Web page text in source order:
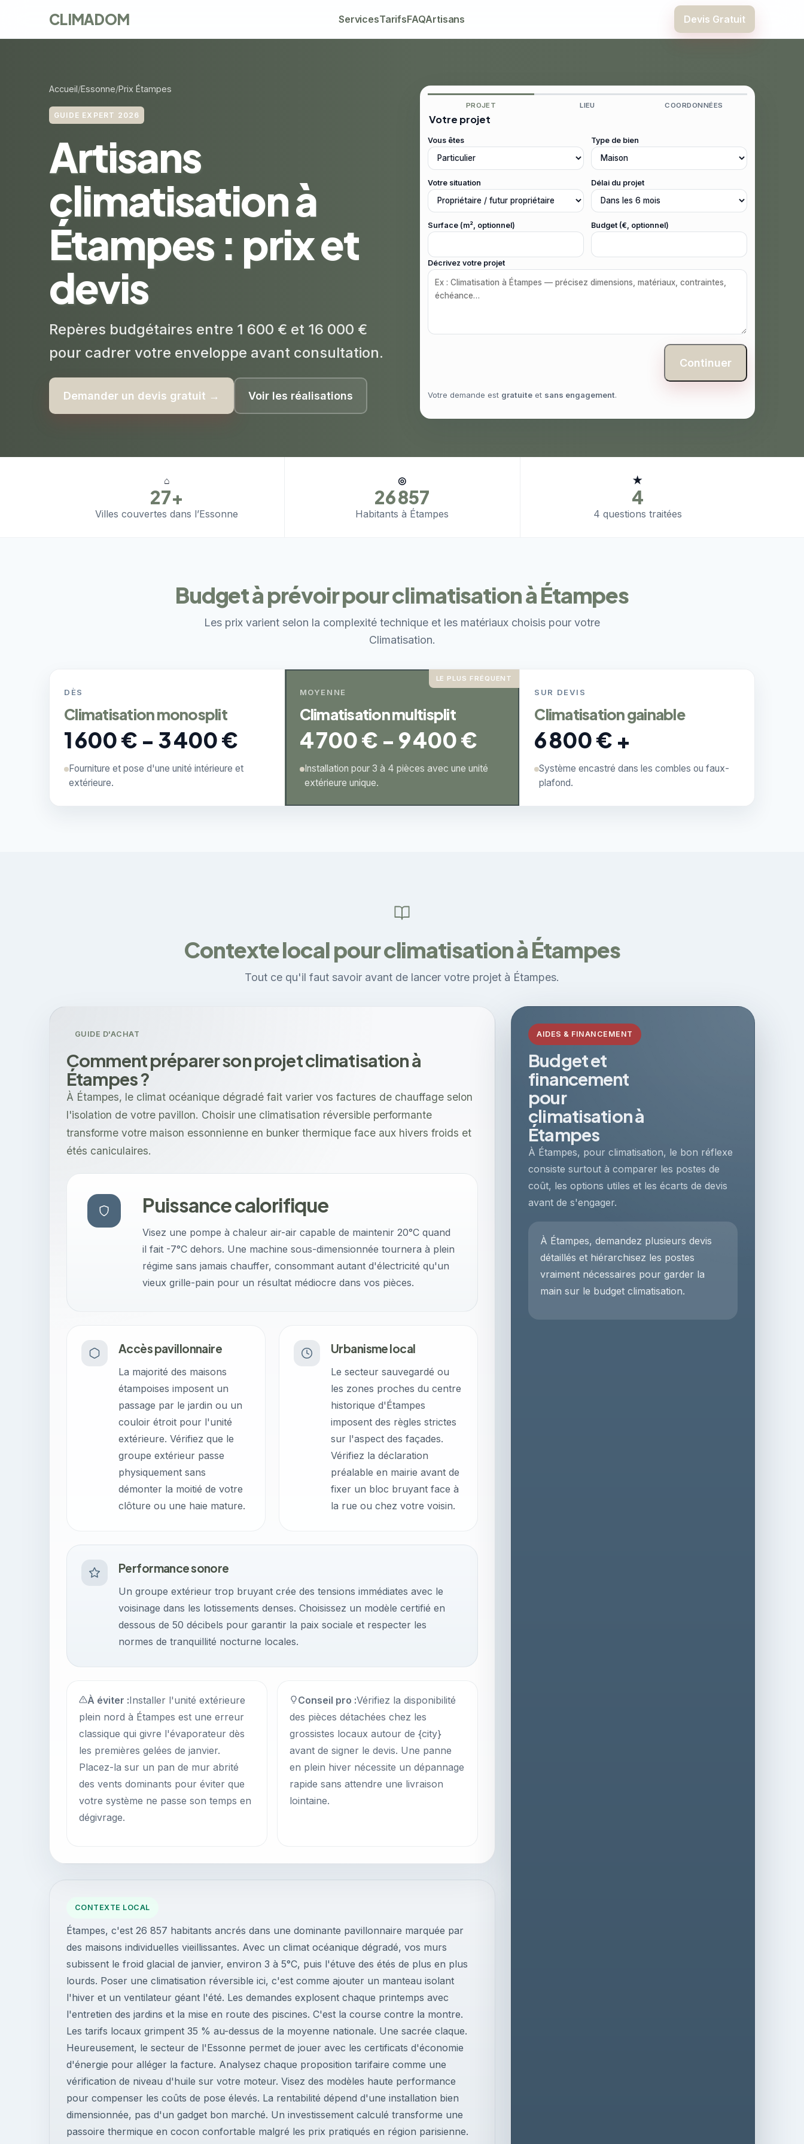
CLIMADOM ServicesTarifsFAQArtisans Devis Gratuit
Accueil Essonne Prix Étampes
GUIDE EXPERT 2026
Artisans
climatisation à
Étampes : prix et
devis
Repères budgétaires entre 1 600 € et 16 000 €
pour cadrer votre enveloppe avant consultation.
Demander un devis gratuit → Voir les réalisations
PROJET LIEU COORDONNÉES
Votre projet
Vous êtes Type de bien
Votre situation Délai du projet
Surface (m², optionnel) Budget (€, optionnel)
Décrivez votre projet
Continuer
Votre demande est gratuite et sans engagement.
⌂
27+
Villes couvertes dans l’Essonne
◎
26 857
Habitants à Étampes
★
4
4 questions traitées
Budget à prévoir pour climatisation à Étampes
Les prix varient selon la complexité technique et les matériaux choisis pour votre
Climatisation.
DÈS
Climatisation monosplit
1 600 € - 3 400 €
Fourniture et pose d'une unité intérieure et
extérieure.
LE PLUS FRÉQUENT
MOYENNE
Climatisation multisplit
4 700 € - 9 400 €
Installation pour 3 à 4 pièces avec une unité
extérieure unique.
SUR DEVIS
Climatisation gainable
6 800 € +
Système encastré dans les combles ou faux-
plafond.
Contexte local pour climatisation à Étampes
Tout ce qu'il faut savoir avant de lancer votre projet à Étampes.
CONTEXTE LOCAL
Étampes, c'est 26 857 habitants ancrés dans une dominante pavillonnaire marquée par
des maisons individuelles vieillissantes. Avec un climat océanique dégradé, vos murs
subissent le froid glacial de janvier, environ 3 à 5°C, puis l'étuve des étés de plus en plus
lourds. Poser une climatisation réversible ici, c'est comme ajouter un manteau isolant
l'hiver et un ventilateur géant l'été. Les demandes explosent chaque printemps avec
l'entretien des jardins et la mise en route des piscines. C'est la course contre la montre.
Les tarifs locaux grimpent 35 % au-dessus de la moyenne nationale. Une sacrée claque.
Heureusement, le secteur de l'Essonne permet de jouer avec les certificats d'économie
d'énergie pour alléger la facture. Analysez chaque proposition tarifaire comme une
vérification de niveau d'huile sur votre moteur. Visez des modèles haute performance
pour compenser les coûts de pose élevés. La rentabilité dépend d'une installation bien
dimensionnée, pas d'un gadget bon marché. Un investissement calculé transforme une
passoire thermique en cocon confortable malgré les prix pratiqués en région parisienne.
GUIDE D'ACHAT
Comment préparer son projet climatisation à
Étampes ?
À Étampes, le climat océanique dégradé fait varier vos factures de chauffage selon
l'isolation de votre pavillon. Choisir une climatisation réversible performante
transforme votre maison essonnienne en bunker thermique face aux hivers froids et
étés caniculaires.
Puissance calorifique
Visez une pompe à chaleur air-air capable de maintenir 20°C quand
il fait -7°C dehors. Une machine sous-dimensionnée tournera à plein
régime sans jamais chauffer, consommant autant d'électricité qu'un
vieux grille-pain pour un résultat médiocre dans vos pièces.
Accès pavillonnaire
La majorité des maisons
étampoises imposent un
passage par le jardin ou un
couloir étroit pour l'unité
extérieure. Vérifiez que le
groupe extérieur passe
physiquement sans
démonter la moitié de votre
clôture ou une haie mature.
Urbanisme local
Le secteur sauvegardé ou
les zones proches du centre
historique d'Étampes
imposent des règles strictes
sur l'aspect des façades.
Vérifiez la déclaration
préalable en mairie avant de
fixer un bloc bruyant face à
la rue ou chez votre voisin.
Performance sonore
Un groupe extérieur trop bruyant crée des tensions immédiates avec le
voisinage dans les lotissements denses. Choisissez un modèle certifié en
dessous de 50 décibels pour garantir la paix sociale et respecter les
normes de tranquillité nocturne locales.
À éviter :Installer l'unité extérieure
plein nord à Étampes est une erreur
classique qui givre l'évaporateur dès
les premières gelées de janvier.
Placez-la sur un pan de mur abrité
des vents dominants pour éviter que
votre système ne passe son temps en
dégivrage.
Conseil pro :Vérifiez la disponibilité
des pièces détachées chez les
grossistes locaux autour de {city}
avant de signer le devis. Une panne
en plein hiver nécessite un dépannage
rapide sans attendre une livraison
lointaine.
AIDES & FINANCEMENT
Budget et
financement
pour
climatisation à
Étampes
À Étampes, pour climatisation, le bon réflexe
consiste surtout à comparer les postes de
coût, les options utiles et les écarts de devis
avant de s'engager.
À Étampes, demandez plusieurs devis
détaillés et hiérarchisez les postes
vraiment nécessaires pour garder la
main sur le budget climatisation.